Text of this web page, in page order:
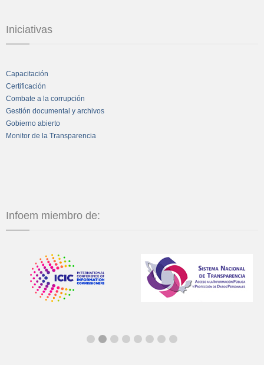
Iniciativas
Capacitación
Certificación
Combate a la corrupción
Gestión documental y archivos
Gobierno abierto
Monitor de la Transparencia
Infoem miembro de: